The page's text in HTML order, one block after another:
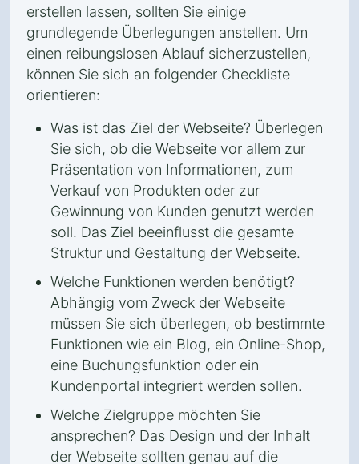
erstellen lassen, sollten Sie einige
grundlegende Überlegungen anstellen. Um
einen reibungslosen Ablauf sicherzustellen,
können Sie sich an folgender Checkliste
orientieren:
Was ist das Ziel der Webseite? Überlegen
Sie sich, ob die Webseite vor allem zur
Präsentation von Informationen, zum
Verkauf von Produkten oder zur
Gewinnung von Kunden genutzt werden
soll. Das Ziel beeinflusst die gesamte
Struktur und Gestaltung der Webseite.
Welche Funktionen werden benötigt?
Abhängig vom Zweck der Webseite
müssen Sie sich überlegen, ob bestimmte
Funktionen wie ein Blog, ein Online-Shop,
eine Buchungsfunktion oder ein
Kundenportal integriert werden sollen.
Welche Zielgruppe möchten Sie
ansprechen? Das Design und der Inhalt
der Webseite sollten genau auf die